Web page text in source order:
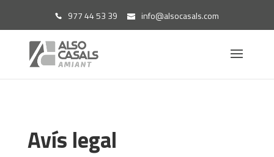
977 44 53 39 info@alsocasals.com
Avís legal